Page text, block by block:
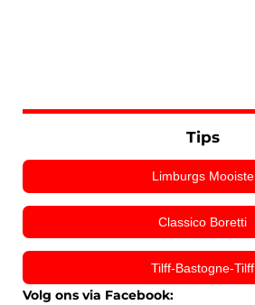
Tips
Limburgs Mooiste
Classico Boretti
Tilff-Bastogne-Tilff
Volg ons via Facebook: